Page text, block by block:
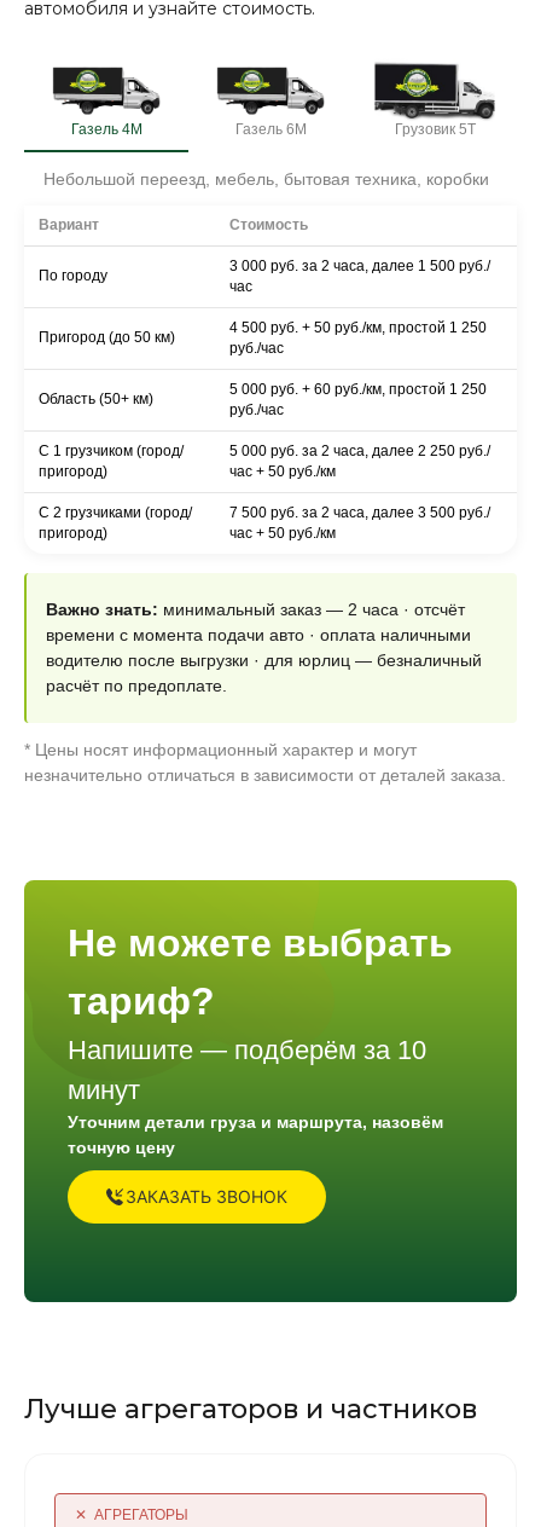
автомобиля и узнайте стоимость.
Газель 4М Газель 6М Грузовик 5Т
Небольшой переезд, мебель, бытовая техника, коробки
Вариант Стоимость
По городу
3 000 руб. за 2 часа, далее 1 500 руб./
час
Пригород (до 50 км)
4 500 руб. + 50 руб./км, простой 1 250
руб./час
Область (50+ км)
5 000 руб. + 60 руб./км, простой 1 250
руб./час
С 1 грузчиком (город/
пригород)
5 000 руб. за 2 часа, далее 2 250 руб./
час + 50 руб./км
С 2 грузчиками (город/
пригород)
7 500 руб. за 2 часа, далее 3 500 руб./
час + 50 руб./км
Важно знать: минимальный заказ — 2 часа · отсчёт
времени с момента подачи авто · оплата наличными
водителю после выгрузки · для юрлиц — безналичный
расчёт по предоплате.
* Цены носят информационный характер и могут
незначительно отличаться в зависимости от деталей заказа.
Не можете выбрать
тариф?
Напишите — подберём за 10
минут
Уточним детали груза и маршрута, назовём
точную цену
ЗАКАЗАТЬ ЗВОНОК
Лучше агрегаторов и частников
✕ АГРЕГАТОРЫ